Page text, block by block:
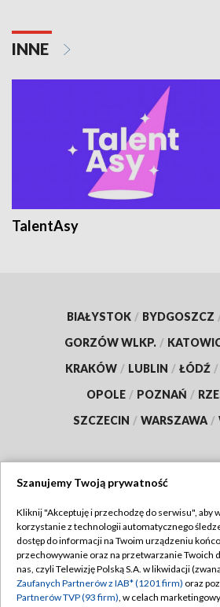
INNE
TalentAsy
BIAŁYSTOK / BYDGOSZCZ
GORZÓW WLKP. /
KRAKÓW / LUBLIN / ŁÓDŹ /
OPOLE / POZNAŃ /
SZCZECIN / WARSZAWA /
TVP
Abonament TVP
Emisja w TVP
Regulamin
Polityka
Szanujemy Twoją prywatność
Kliknij "Akceptuję i przechodzę do serwisu", aby
korzystanie z technologii automatycznego
dostęp do informacji na Twoim urządzeniu
przechowywanie oraz na przetwarzanie Twoich
nas, czyli Telewizję Polską S.A. w likwidacji
Zaufanych Partnerów z IAB* (1201 firm) oraz
Partnerów TVP (93 firm), w celach